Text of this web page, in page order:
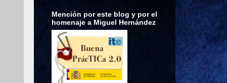
Mención por este blog y por el
homenaje a Miguel Hernández